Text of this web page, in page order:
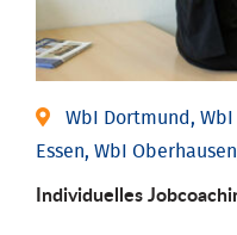
WbI Dortmund, WbI
Essen, WbI
Individu­elles